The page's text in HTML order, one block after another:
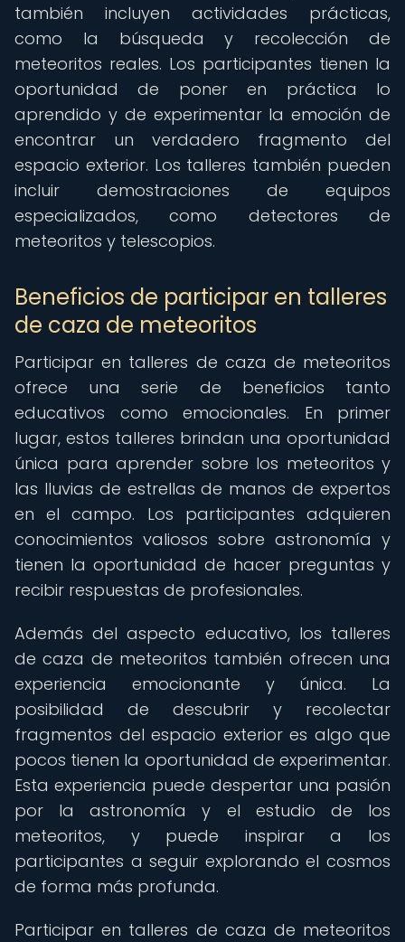
también incluyen actividades prácticas,
como la búsqueda y recolección de
meteoritos reales. Los participantes tienen la
oportunidad de poner en práctica lo
aprendido y de experimentar la emoción de
encontrar un verdadero fragmento del
espacio exterior. Los talleres también pueden
incluir demostraciones de equipos
especializados, como detectores de
meteoritos y telescopios.
Beneficios de participar en talleres
de caza de meteoritos
Participar en talleres de caza de meteoritos
ofrece una serie de beneficios tanto
educativos como emocionales. En primer
lugar, estos talleres brindan una oportunidad
única para aprender sobre los meteoritos y
las lluvias de estrellas de manos de expertos
en el campo. Los participantes adquieren
conocimientos valiosos sobre astronomía y
tienen la oportunidad de hacer preguntas y
recibir respuestas de profesionales.
Además del aspecto educativo, los talleres
de caza de meteoritos también ofrecen una
experiencia emocionante y única. La
posibilidad de descubrir y recolectar
fragmentos del espacio exterior es algo que
pocos tienen la oportunidad de experimentar.
Esta experiencia puede despertar una pasión
por la astronomía y el estudio de los
meteoritos, y puede inspirar a los
participantes a seguir explorando el cosmos
de forma más profunda.
Participar en talleres de caza de meteoritos